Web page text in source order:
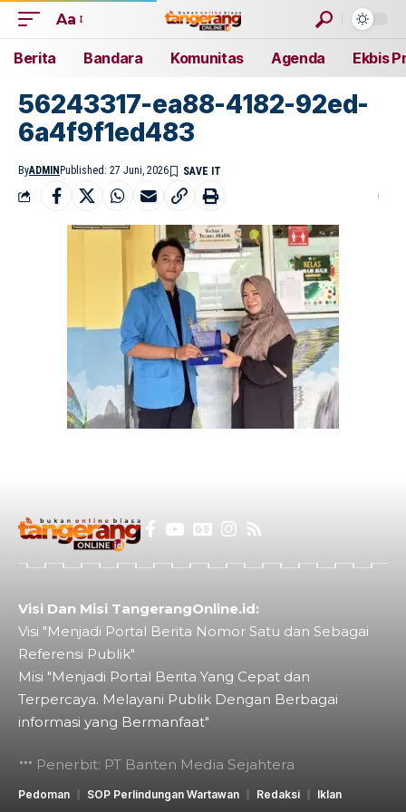
Aa
Berita Bandara Komunitas Agenda Ekbis
56243317-ea88-4182-92ed-
6a4f9f1ed483
ByADMIN Published: 27 Juni, 2026
Visi Dan Misi TangerangOnline.id:
Visi "Menjadi Portal Berita Nomor Satu dan Sebagai
Referensi Publik"
Misi "Menjadi Portal Berita Yang Cepat dan
Terpercaya. Melayani Publik Dengan Berbagai
informasi yang Bermanfaat"
Penerbit: PT Banten Media Sejahtera
Pedoman SOP Perlindungan Wartawan Redaksi Iklan